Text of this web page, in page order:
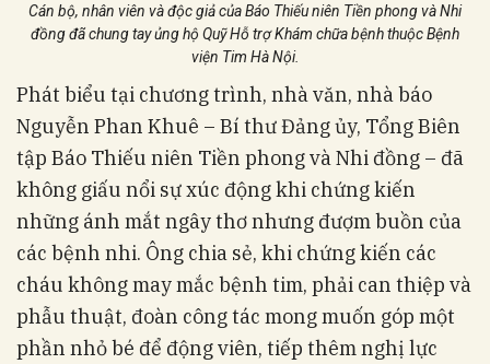
Cán bộ, nhân viên và độc giả của Báo Thiếu niên Tiền phong và Nhi
đồng đã chung tay ủng hộ Quỹ Hỗ trợ Khám chữa bệnh thuộc Bệnh
viện Tim Hà Nội.
Phát biểu tại chương trình, nhà văn, nhà báo
Nguyễn Phan Khuê – Bí thư Đảng ủy, Tổng Biên
tập Báo Thiếu niên Tiền phong và Nhi đồng – đã
không giấu nổi sự xúc động khi chứng kiến
những ánh mắt ngây thơ nhưng đượm buồn của
các bệnh nhi. Ông chia sẻ, khi chứng kiến các
cháu không may mắc bệnh tim, phải can thiệp và
phẫu thuật, đoàn công tác mong muốn góp một
phần nhỏ bé để động viên, tiếp thêm nghị lực